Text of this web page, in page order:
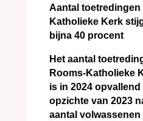
Aantal toetredingen
Katholieke Kerk
bijna 40 procent
Het aantal
Rooms-Katholieke
is in 2024 opvallend
opzichte van 2023
aantal